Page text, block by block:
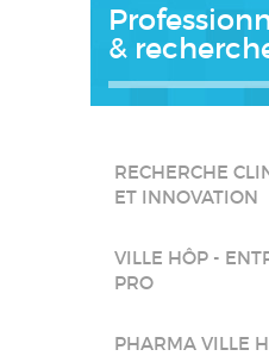
&
RECHERCHE
ET INNOVATION
VILLE HÔP -
PRO
PHARMA VILLE